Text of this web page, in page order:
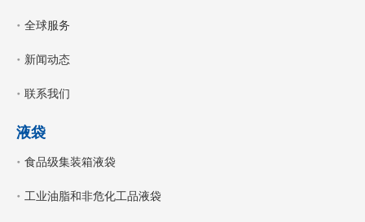
全球服务
新闻动态
联系我们
液袋
食品级集装箱液袋
工业油脂和非危化工品液袋